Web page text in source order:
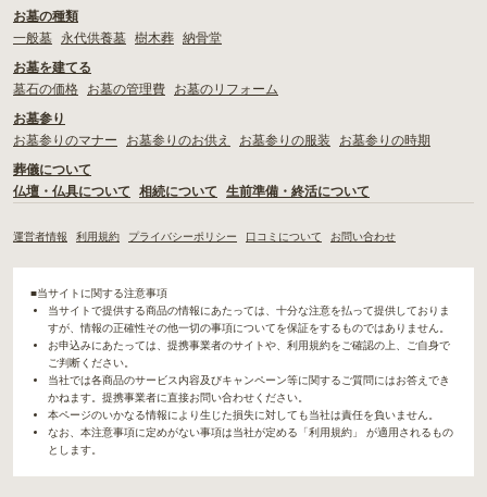
お墓の種類
一般墓
永代供養墓 樹木葬 納骨堂
お墓を建てる
墓石の価格
お墓の管理費
お墓のリフォーム
お墓参り
お墓参りのマナー
お墓参りのお供え お墓参りの服装
お墓参りの時期
葬儀について
仏壇・仏具について
相続について 生前準備・終活について
運営者情報 利用規約 プライバシーポリシー 口コミについて お問い合わせ
■当サイトに関する注意事項
当サイトで提供する商品の情報にあたっては、十分な注意を払って提供しておりま
すが、情報の正確性その他一切の事項についてを保証をするものではありません。
お申込みにあたっては、提携事業者のサイトや、利用規約をご確認の上、ご自身で
ご判断ください。
当社では各商品のサービス内容及びキャンペーン等に関するご質問にはお答えでき
かねます。提携事業者に直接お問い合わせください。
本ページのいかなる情報により生じた損失に対しても当社は責任を負いません。
なお、本注意事項に定めがない事項は当社が定める「利用規約」 が適用されるもの
とします。